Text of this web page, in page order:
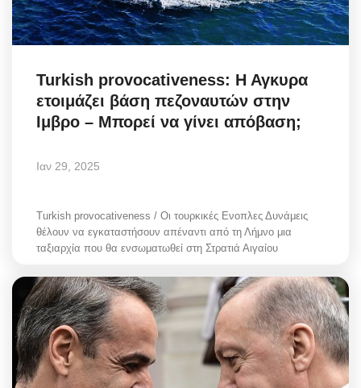
Turkish provocativeness: Η Αγκυρα
ετοιμάζει βάση πεζοναυτών στην
Ιμβρο – Μπορεί να γίνει απόβαση;
Ιαν 29, 2025
Turkish provocativeness / Οι τουρκικές Ενοπλες Δυνάμεις
θέλουν να εγκαταστήσουν απέναντι από τη Λήμνο μια
ταξιαρχία που θα ενσωματωθεί στη Στρατιά Αιγαίου